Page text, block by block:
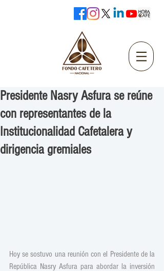
Presidente Nasry Asfura se reúne
con representantes de la
Institucionalidad Cafetalera y
dirigencia gremiales
Hoy se sostuvo una reunión con el Presidente de la
República Nasry Asfura para abordar la inversión